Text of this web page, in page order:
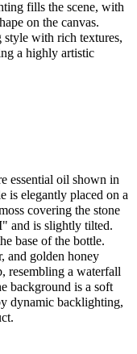
fills the scene, with
on the canvas.
style with rich textures,
a highly artistic
essential oil shown in
is elegantly placed on a
covering the stone
and is slightly tilted.
base of the bottle.
and golden honey
resembling a waterfall
background is a soft
dynamic backlighting,